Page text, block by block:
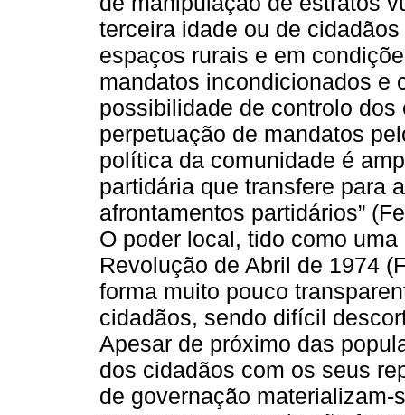
terceira idade ou de
espaços rurais e em
mandatos incondicionados e
possibilidade de controlo
perpetuação de mandatos
política da comunidade é
partidária que transfere para
afrontamentos partidários”
O poder local, tido como
Revolução de Abril de 1974
forma muito pouco
cidadãos, sendo difícil
Apesar de próximo das
dos cidadãos com os seus
de governação